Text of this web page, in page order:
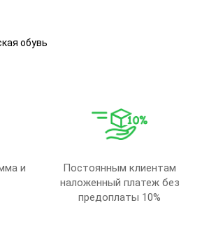
обувь
и
Постоянным клиентам
наложенный платеж без
предоплаты 10%